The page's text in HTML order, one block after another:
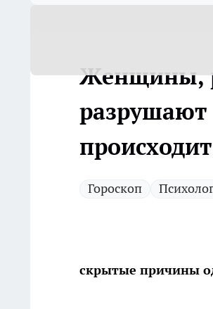
Женщины,
разрушают
происходит
Гороскоп
скрытые причины